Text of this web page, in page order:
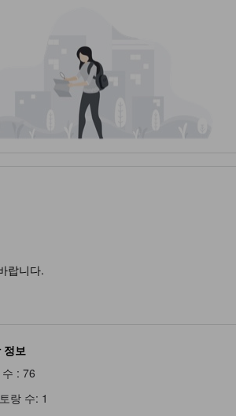
랍니다.
정보
:76
랑 수: 1